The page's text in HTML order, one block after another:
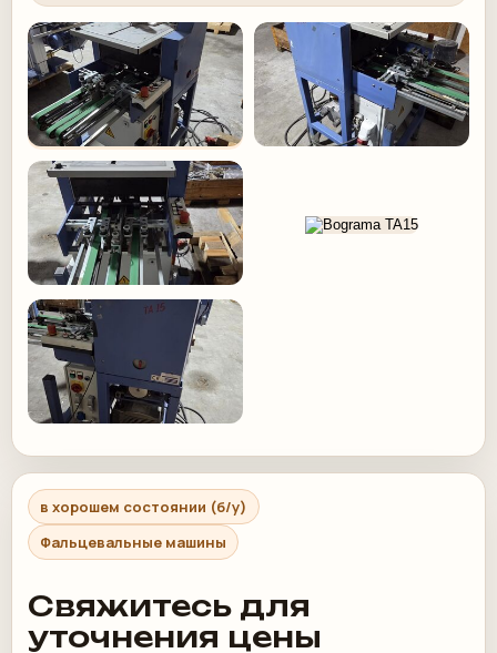
в хорошем состоянии (б/у)
Фальцевальные машины
Свяжитесь для
уточнения цены